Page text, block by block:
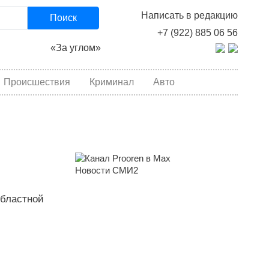
Написать в редакцию
+7 (922) 885 06 56
Поиск
«За углом»
Происшествия Криминал Авто
Новости СМИ2